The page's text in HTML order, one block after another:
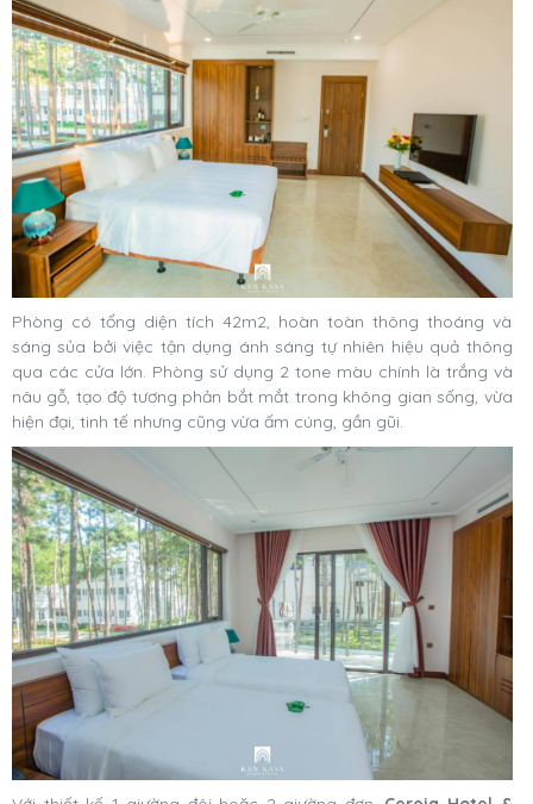
Phòng có tổng diện tích 42m2, hoàn toàn thông thoáng và
sáng sủa bởi việc tận dụng ánh sáng tự nhiên hiệu quả thông
qua các cửa lớn. Phòng sử dụng 2 tone màu chính là trắng và
nâu gỗ, tạo độ tương phản bắt mắt trong không gian sống, vừa
hiện đại, tinh tế nhưng cũng vừa ấm cúng, gần gũi.